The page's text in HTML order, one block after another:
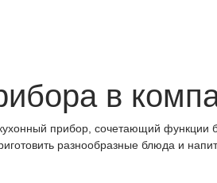
в
прибор, сочетающий
разнообразные блюда и